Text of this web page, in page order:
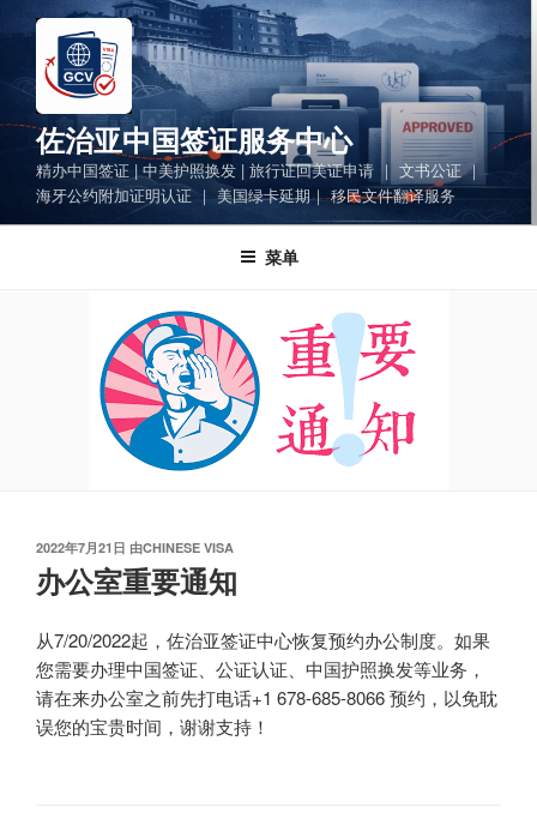
佐治亚中国签证服务中心
精办中国签证 | 中美护照换发 | 旅行证回美证申请 ｜ 文书公证 ｜
海牙公约附加证明认证 ｜ 美国绿卡延期｜ 移民文件翻译服务
菜单
发
布
于
2022年7月21日 由CHINESE VISA
办公室重要通知
从7/20/2022起，佐治亚签证中心恢复预约办公制度。如果
您需要办理中国签证、公证认证、中国护照换发等业务，
请在来办公室之前先打电话+1 678-685-8066 预约，以免耽
误您的宝贵时间，谢谢支持！